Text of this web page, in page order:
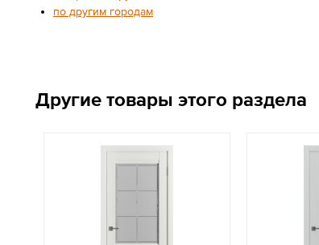
по другим городам
Другие товары этого раздела